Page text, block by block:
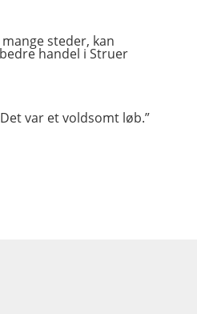
steder, kan
handel i Struer
var et voldsomt løb.”